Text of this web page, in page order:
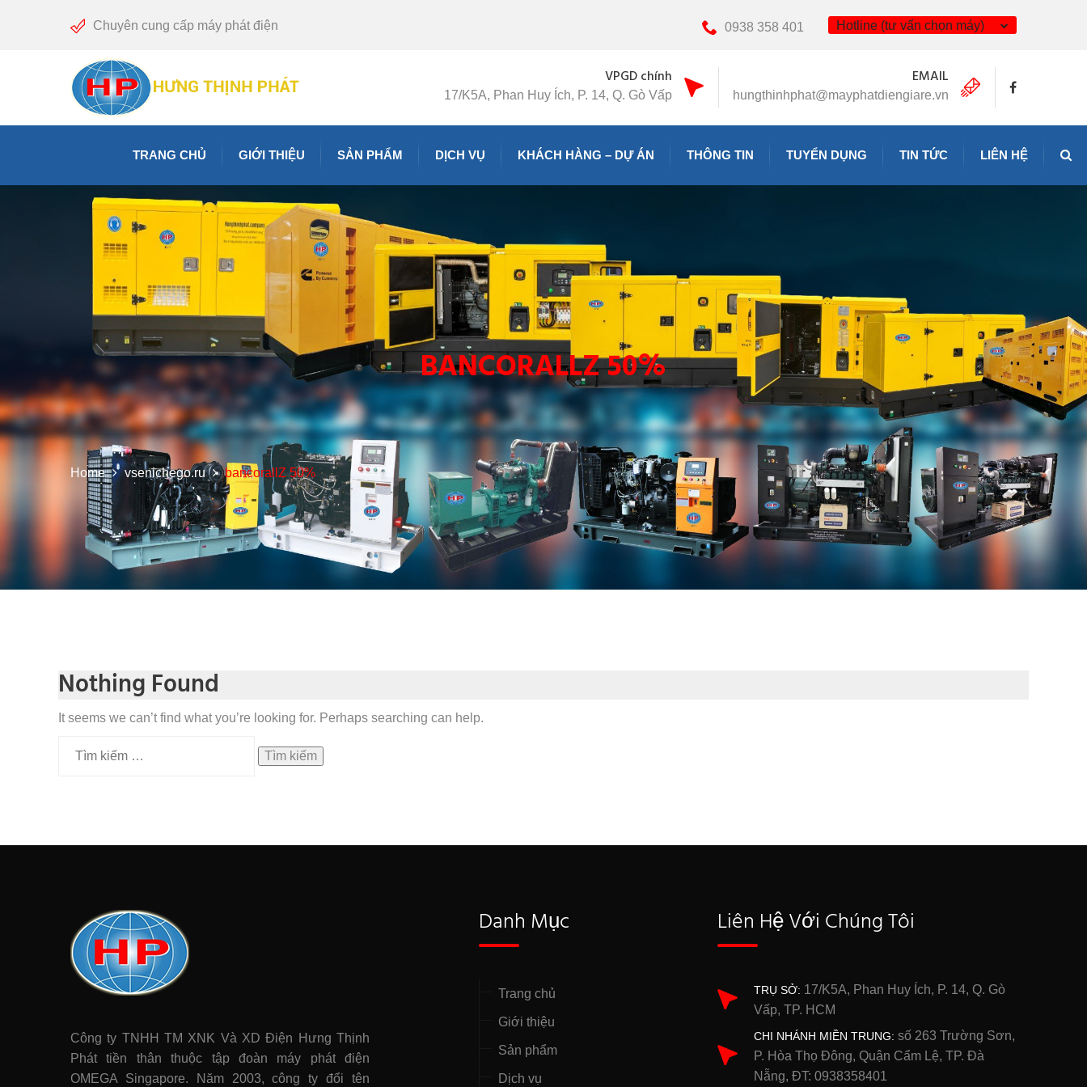
Chuyên cung cấp máy phát điện Hotline (tư vấn chọn máy)
0938 358 401
EMAIL
hungthinhphat@mayphatdiengiare.vn
VPGD chính
17/K5A, Phan Huy Ích, P. 14, Q. Gò Vấp
TRANG CHỦ GIỚI THIỆU SẢN PHẨM DỊCH VỤ KHÁCH HÀNG – DỰ ÁN THÔNG TIN TUYỂN DỤNG TIN TỨC LIÊN HỆ
BANCORALLZ 50%
Home vsenichego.ru bancorallZ 50%
Nothing Found
It seems we can’t find what you’re looking for. Perhaps searching can help.
Công ty TNHH TM XNK Và XD Điện Hưng Thịnh
Phát tiền thân thuộc tập đoàn máy phát điện
OMEGA Singapore. Năm 2003, công ty đổi tên
Danh Mục
Trang chủ
Giới thiệu
Sản phẩm
Dịch vụ
Liên Hệ Với Chúng Tôi
TRỤ SỞ: 17/K5A, Phan Huy Ích, P. 14, Q. Gò
Vấp, TP. HCM
CHI NHÁNH MIỀN TRUNG: số 263 Trường Sơn,
P. Hòa Thọ Đông, Quận Cẩm Lệ, TP. Đà
Nẵng, ĐT: 0938358401